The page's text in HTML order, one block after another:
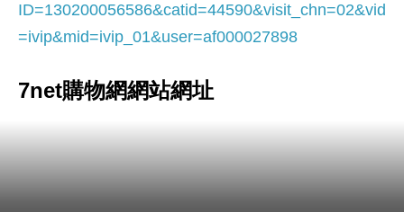
ID=130200056586&catid=44590&visit_chn=02&vid
=ivip&mid=ivip_01&user=af000027898
7net購物網網站網址